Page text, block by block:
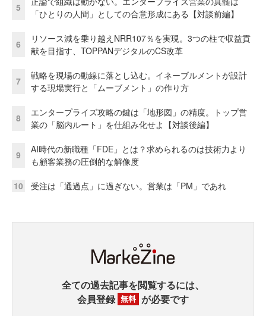
5
「ひとりの人間」としての合意形成にある【対談前編】
6
リソース減を乗り越えNRR107％を実現。3つの柱で収益貢
献を目指す、TOPPANデジタルのCS改革
7
戦略を現場の動線に落とし込む。イネーブルメントが設計
する現場実行と「ムーブメント」の作り方
8
エンタープライズ攻略の鍵は「地形図」の精度。トップ営
業の「脳内ルート」を仕組み化せよ【対談後編】
9
AI時代の新職種「FDE」とは？求められるのは技術力より
も顧客業務の圧倒的な解像度
10 受注は「通過点」に過ぎない。営業は「PM」であれ
全ての過去記事を閲覧するには、
会員登録 無料 が必要です